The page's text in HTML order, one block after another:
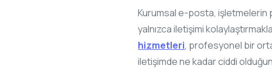
Kurumsal e-posta, işletmelerin
yalnızca iletişimi
hizmetleri, profesyonel bir
iletişimde ne kadar ciddi